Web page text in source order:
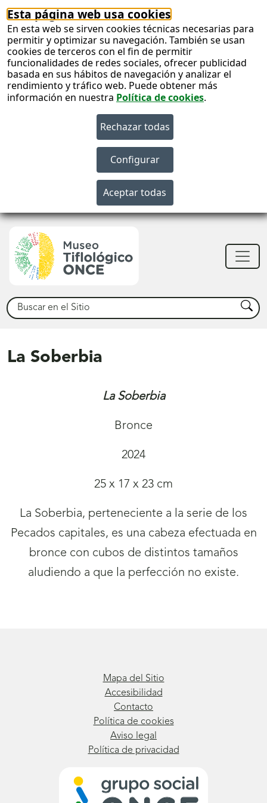
Esta página web usa cookies
En esta web se sirven cookies técnicas necesarias para
permitir y optimizar su navegación. También se usan
cookies de terceros con el fin de permitir
funcionalidades de redes sociales, ofrecer publicidad
basada en sus hábitos de navegación y analizar el
rendimiento y tráfico web. Puede obtener más
información en nuestra Política de cookies.
Buscar Buscar
La Soberbia
La Soberbia
Bronce
2024
25 x 17 x 23 cm
La Soberbia, perteneciente a la serie de los
Pecados capitales, es una cabeza efectuada en
bronce con cubos de distintos tamaños
aludiendo a que la perfección no existe.
Mapa del Sitio
Accesibilidad
Contacto
Política de cookies
Aviso legal
Política de privacidad